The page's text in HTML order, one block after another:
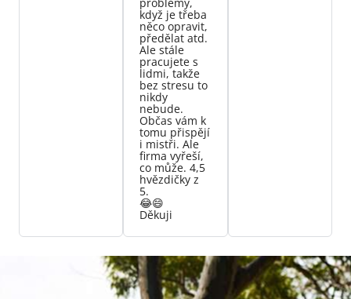
problémy,
když je třeba
něco opravit,
předělat atd.
Ale stále
pracujete s
lidmi, takže
bez stresu to
nikdy
nebude.
Občas vám k
tomu přispějí
i mistři. Ale
firma vyřeší,
co může. 4,5
hvězdičky z
5.
😂😄
Děkuji